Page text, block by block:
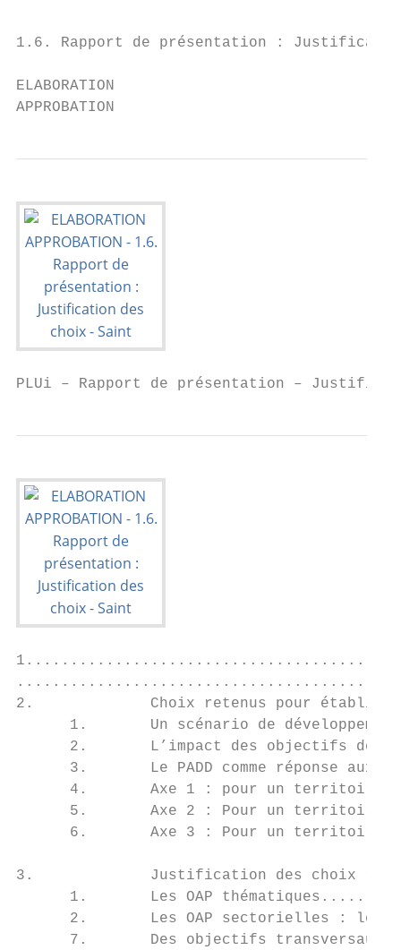
1.6. Rapport de présentation :
ELABORATION
APPROBATION
PLUi – Rapport de présentation –
2.             Choix retenus pour
1.       Un scénario de
2.       L’impact des objectifs de
3.       Le PADD comme réponse aux
4.       Axe 1 : pour un territoire
5.       Axe 2 : Pour un territoire
6.       Axe 3 : Pour un territoire
3.             Justification des choix
1.       Les OAP
2.       Les OAP sectorielles : le
7.       Des objectifs